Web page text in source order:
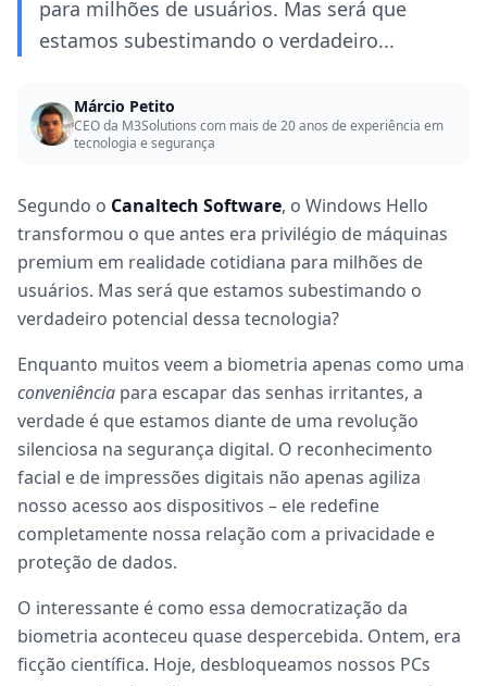
para milhões de usuários. Mas será que
estamos subestimando o verdadeiro...
Márcio Petito
CEO da M3Solutions com mais de 20 anos de experiência em
tecnologia e segurança
Segundo o Canaltech Software, o Windows Hello
transformou o que antes era privilégio de máquinas
premium em realidade cotidiana para milhões de
usuários. Mas será que estamos subestimando o
verdadeiro potencial dessa tecnologia?
Enquanto muitos veem a biometria apenas como uma
conveniência para escapar das senhas irritantes, a
verdade é que estamos diante de uma revolução
silenciosa na segurança digital. O reconhecimento
facial e de impressões digitais não apenas agiliza
nosso acesso aos dispositivos – ele redefine
completamente nossa relação com a privacidade e
proteção de dados.
O interessante é como essa democratização da
biometria aconteceu quase despercebida. Ontem, era
ficção científica. Hoje, desbloqueamos nossos PCs